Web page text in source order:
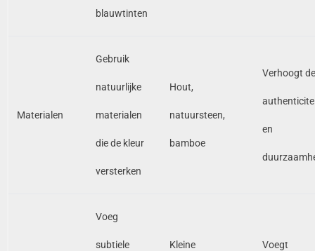
blauwtinten
Materialen
Gebruik
natuurlijke
materialen
die de kleur
versterken
Hout,
natuursteen,
bamboe
Verhoogt de
en
Voeg
subtiele Kleine Voegt